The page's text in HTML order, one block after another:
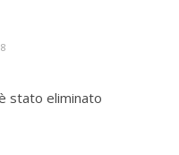
stato eliminato